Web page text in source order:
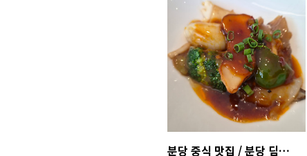
했는데 역시 휴무일그래서 삼척
중앙시장에 있는 미숙이네 생선
조림이라는 현지인맛집으로 갑
니다.제주 포함 지방은 화, 수,목
요일이 휴무인 집들이 많더군
요. 삼척 삼척해물 먼저 포스팅
https://leehk.tistory.com/3536
분당 중식 맛집 / 분당 딤섬 맛집 / 몽중헌 판교점